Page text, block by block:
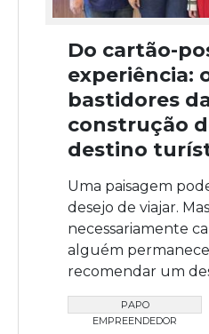
Do cartão-
experiência:
bastidores
construção
destino
Uma paisagem
desejo de viajar.
necessariamente
alguém
recomendar um
PAPO
EMPREENDEDOR